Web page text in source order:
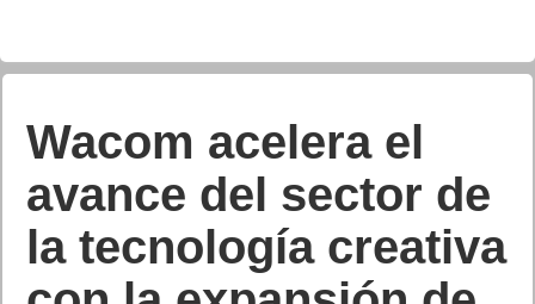
Razer Enki. Una silla
gamer comoda y
duradera